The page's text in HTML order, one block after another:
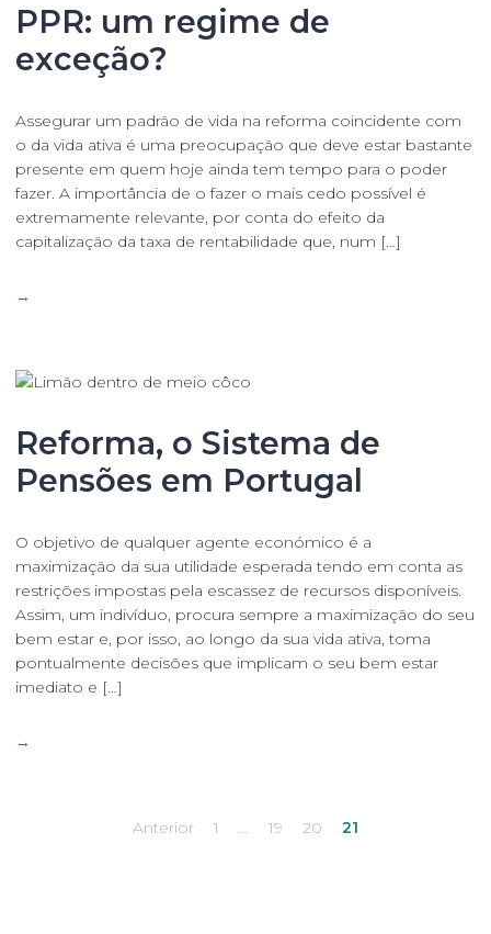
PPR: um regime de
exceção?
Assegurar um padrão de vida na reforma coincidente com
o da vida ativa é uma preocupação que deve estar bastante
presente em quem hoje ainda tem tempo para o poder
fazer. A importância de o fazer o mais cedo possível é
extremamente relevante, por conta do efeito da
capitalização da taxa de rentabilidade que, num […]
→
Reforma, o Sistema de
Pensões em Portugal
O objetivo de qualquer agente económico é a
maximização da sua utilidade esperada tendo em conta as
restrições impostas pela escassez de recursos disponíveis.
Assim, um indivíduo, procura sempre a maximização do seu
bem estar e, por isso, ao longo da sua vida ativa, toma
pontualmente decisões que implicam o seu bem estar
imediato e […]
→
Anterior 1 19 20 21